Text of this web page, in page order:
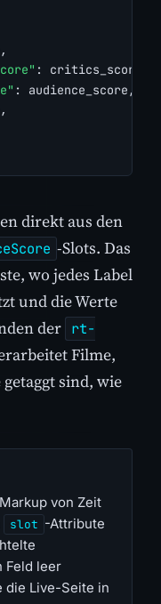
: critics_score,
: audience_score,
direkt aus den
-Slots. Das
wo jedes Label
und die Werte
der rt-
Filme,
sind, wie
von Zeit
slot -Attribute
Feld leer
die Live-Seite in